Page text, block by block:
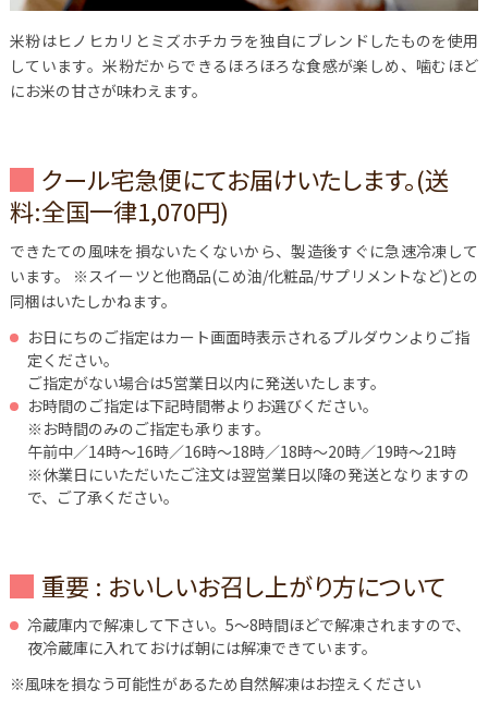
米粉はヒノヒカリとミズホチカラを独自にブレンドしたものを使用
しています。米粉だからできるほろほろな食感が楽しめ、噛むほど
にお米の甘さが味わえます。
クール宅急便にてお届けいたします。(送
料:全国一律1,070円)
できたての風味を損ないたくないから、製造後すぐに急速冷凍して
います。
※スイーツと他商品(こめ油/化粧品/サプリメントなど)との
同梱はいたしかねます。
お日にちのご指定はカート画面時表示されるプルダウンよりご指
定ください。
ご指定がない場合は5営業日以内に発送いたします。
お時間のご指定は下記時間帯よりお選びください。
※お時間のみのご指定も承ります。
午前中／14時～16時／16時～18時／18時～20時／19時～21時
※休業日にいただいたご注文は翌営業日以降の発送となりますの
で、ご了承ください。
重要 : おいしいお召し上がり方について
冷蔵庫内で解凍して下さい。5～8時間ほどで解凍されますので、
夜冷蔵庫に入れておけば朝には解凍できています。
※風味を損なう可能性があるため自然解凍はお控えください